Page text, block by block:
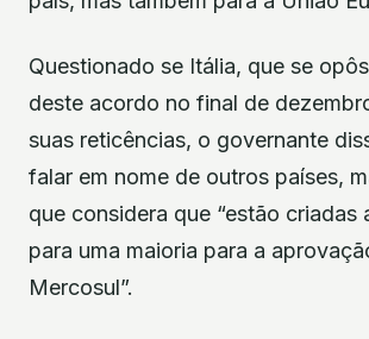
Questionado se Itália, que se
deste acordo no final de
suas reticências, o governante
falar em nome de outros países,
que considera que “estão criadas
para uma maioria para a
Mercosul”.